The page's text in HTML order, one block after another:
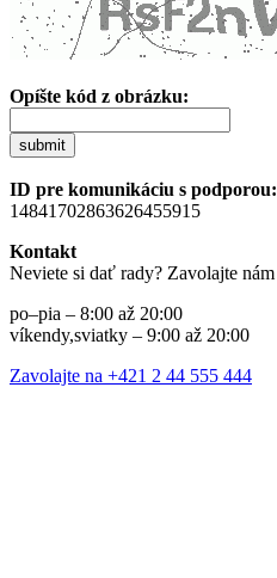
Opíšte kód z obrázku:
submit
ID pre komunikáciu s podporou:
14841702863626455915
Kontakt
Neviete si dať rady? Zavolajte nám
po–pia – 8:00 až 20:00
víkendy,sviatky – 9:00 až 20:00
Zavolajte na +421 2 44 555 444